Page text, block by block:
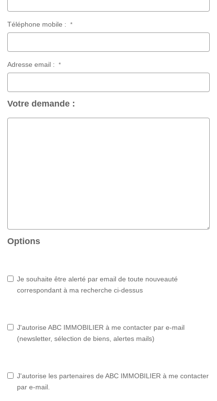
Téléphone mobile : *
Adresse email : *
Votre demande :
Options
Je souhaite être alerté par email de toute nouveauté
correspondant à ma recherche ci-dessus
J'autorise ABC IMMOBILIER à me contacter par e-mail
(newsletter, sélection de biens, alertes mails)
J'autorise les partenaires de ABC IMMOBILIER à me contacter
par e-mail.